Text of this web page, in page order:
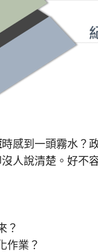
時感到一頭霧水？
人說清楚。好不
？
作業？